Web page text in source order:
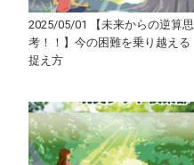
2025/05/01 【未来からの逆算思
考！！】今の困難を乗り越える
捉え方